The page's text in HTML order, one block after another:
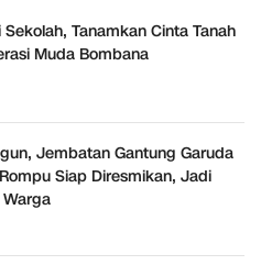
Tanamkan Cinta Tanah
Muda Bombana
Jembatan Gantung Garuda
Siap Diresmikan, Jadi